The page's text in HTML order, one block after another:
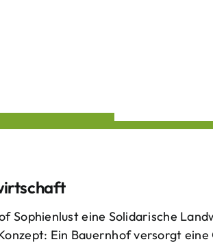
Sophienlust eine Solidarische
Ein Bauern­hof versorgt eine